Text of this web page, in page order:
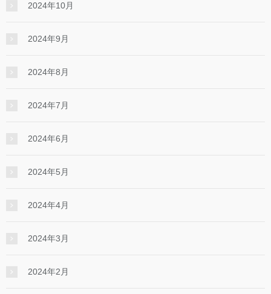
2024年10月
2024年9月
2024年8月
2024年7月
2024年6月
2024年5月
2024年4月
2024年3月
2024年2月